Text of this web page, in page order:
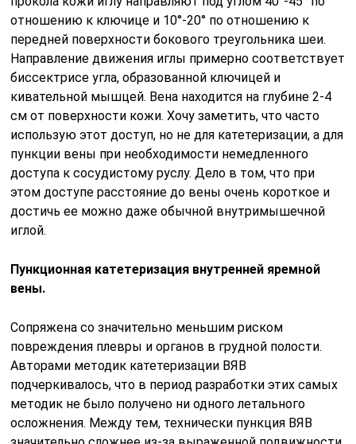
отношению к ключице и 10°-20° по отношению к
передней поверхности бокового треугольника шеи.
Направление движения иглы примерно соответствует
биссектрисе угла, образованной ключицей и
кивательной мышцей. Вена находится на глубине 2-4
см от поверхности кожи. Хочу заметить, что часто
использую этот доступ, но не для катетеризации, а для
пункции вены при необходимости немедленного
доступа к сосудистому руслу. Дело в том, что при
этом доступе расстояние до вены очень короткое и
достичь ее можно даже обычной внутримышечной
иглой.
Пункционная катетеризация внутренней яремной
вены.
Сопряжена со значительно меньшим риском
повреждения плевры и органов в грудной полости.
Авторами методик катетеризации ВЯВ
подчеркивалось, что в период разработки этих самых
методик не было получено ни одного летального
осложнения. Между тем, технически пункция ВЯВ